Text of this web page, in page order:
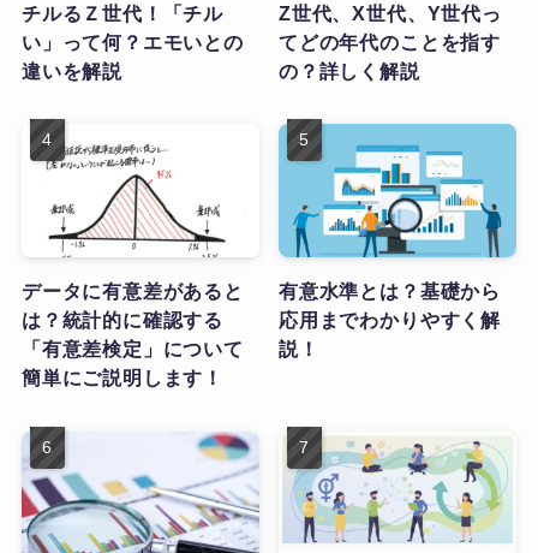
チルるＺ世代！「チル
い」って何？エモいとの
違いを解説
Z世代、X世代、Y世代っ
てどの年代のことを指す
の？詳しく解説
データに有意差があると
は？統計的に確認する
「有意差検定」について
簡単にご説明します！
有意水準とは？基礎から
応用までわかりやすく解
説！